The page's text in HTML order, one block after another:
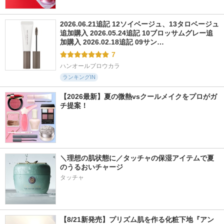
2026.06.21追記 12ソイベージュ、13タロベージュ
追加購入 2026.05.24追記 10ブロッサムグレー追
加購入 2026.02.18追記 09サン…
7
ハンオールブロウカラ
ランキングIN
【2026最新】夏の微熱vsクールメイクをプロがガ
チ提案！
＼理想の肌状態に／タッチャの保湿アイテムで夏
のうるおいチャージ
タッチャ
【8/21新発売】プリズム肌を作る化粧下地『アン